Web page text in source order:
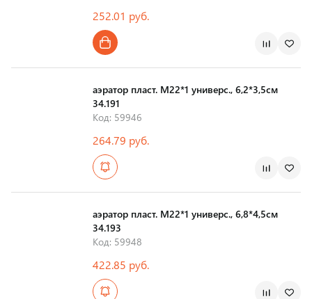
252.01 руб.
аэратор пласт. М22*1 универс., 6,2*3,5см
34.191
Код: 59946
264.79 руб.
аэратор пласт. М22*1 универс., 6,8*4,5см
34.193
Код: 59948
422.85 руб.